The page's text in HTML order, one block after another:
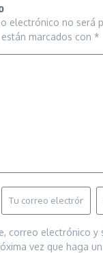
electrónico no será
marcados con *
correo electrónico y
vez que haga